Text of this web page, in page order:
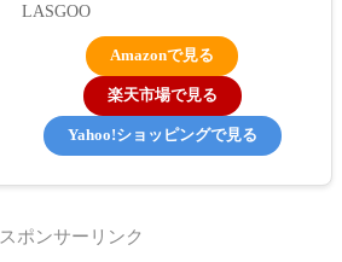
LASGOO
Amazonで見る
楽天市場で見る
Yahoo!ショッピングで見る
スポンサーリンク